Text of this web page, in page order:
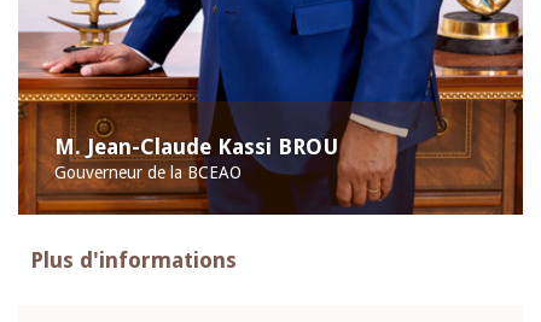
M. Jean-Claude Kassi BROU
Gouverneur de la BCEAO
Plus d'informations